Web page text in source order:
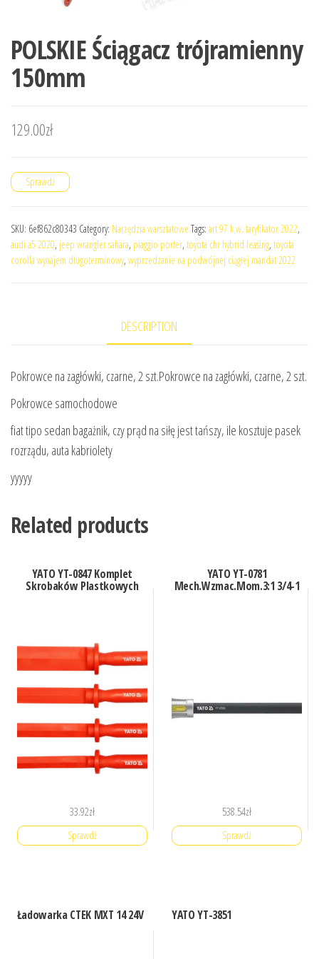
POLSKIE Ściągacz trójramienny
150mm
129.00zł
Sprawdź
SKU: 6ef862c80343 Category: Narzędzia warsztatowe Tags: art 97 k.w. taryfikator 2022,
audi a5 2020, jeep wrangler sahara, piaggio porter, toyota chr hybrid leasing, toyota
corolla wynajem długoterminowy, wyprzedzanie na podwójnej ciągłej mandat 2022
DESCRIPTION
Pokrowce na zagłówki, czarne, 2 szt.Pokrowce na zagłówki, czarne, 2 szt.
Pokrowce samochodowe
fiat tipo sedan bagażnik, czy prąd na siłę jest tańszy, ile kosztuje pasek
rozrządu, auta kabriolety
yyyyy
Related products
YATO YT-0847 Komplet
Skrobaków Plastkowych
33.92zł
Sprawdź
YATO YT-0781
Mech.Wzmac.Mom.3:1 3/4-1
538.54zł
Sprawdź
Ładowarka CTEK MXT 14 24V YATO YT-3851